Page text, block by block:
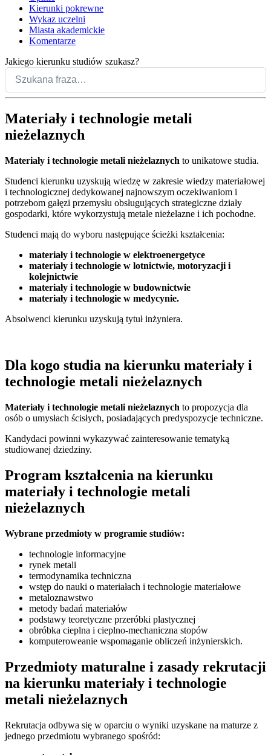
Kierunki pokrewne
Wykaz uczelni
Miasta akademickie
Komentarze
Jakiego kierunku studiów szukasz?
Materiały i technologie metali
nieżelaznych
Materiały i technologie metali nieżelaznych to unikatowe studia.
Studenci kierunku uzyskują wiedzę w zakresie wiedzy materiałowej
i technologicznej dedykowanej najnowszym oczekiwaniom i
potrzebom gałęzi przemysłu obsługujących strategiczne działy
gospodarki, które wykorzystują metale nieżelazne i ich pochodne.
Studenci mają do wyboru następujące ścieżki kształcenia:
materiały i technologie w elektroenergetyce
materiały i technologie w lotnictwie, motoryzacji i
kolejnictwie
materiały i technologie w budownictwie
materiały i technologie w medycynie.
Absolwenci kierunku uzyskują tytuł inżyniera.
Dla kogo studia na kierunku materiały i
technologie metali nieżelaznych
Materiały i technologie metali nieżelaznych to propozycja dla
osób o umysłach ścisłych, posiadających predyspozycje techniczne.
Kandydaci powinni wykazywać zainteresowanie tematyką
studiowanej dziedziny.
Program kształcenia na kierunku
materiały i technologie metali
nieżelaznych
Wybrane przedmioty w programie studiów:
technologie informacyjne
rynek metali
termodynamika techniczna
wstęp do nauki o materiałach i technologie materiałowe
metaloznawstwo
metody badań materiałów
podstawy teoretyczne przeróbki plastycznej
obróbka cieplna i cieplno-mechaniczna stopów
komputeroweanie wspomaganie obliczeń inżynierskich.
Przedmioty maturalne i zasady rekrutacji
na kierunku materiały i technologie
metali nieżelaznych
Rekrutacja odbywa się w oparciu o wyniki uzyskane na maturze z
jednego przedmiotu wybranego spośród: